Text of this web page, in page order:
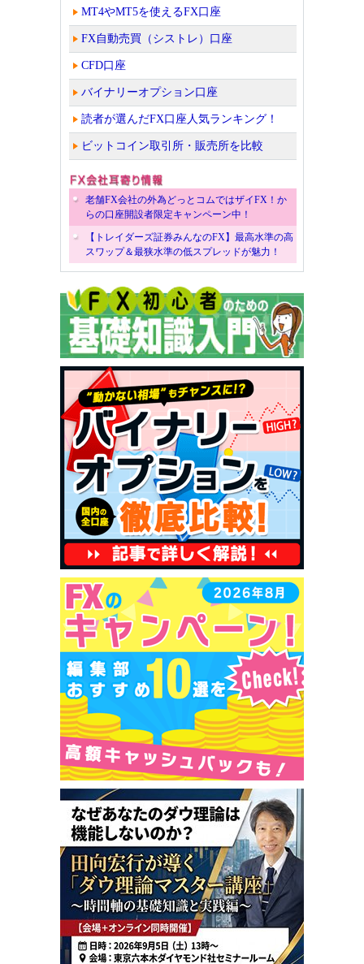
MT4やMT5を使えるFX口座
FX自動売買（シストレ）口座
CFD口座
バイナリーオプション口座
読者が選んだFX口座人気ランキング！
ビットコイン取引所・販売所を比較
老舗FX会社の外為どっとコムではザイFX！か
らの口座開設者限定キャンペーン中！
【トレイダーズ証券みんなのFX】最高水準の高
スワップ＆最狭水準の低スプレッドが魅力！